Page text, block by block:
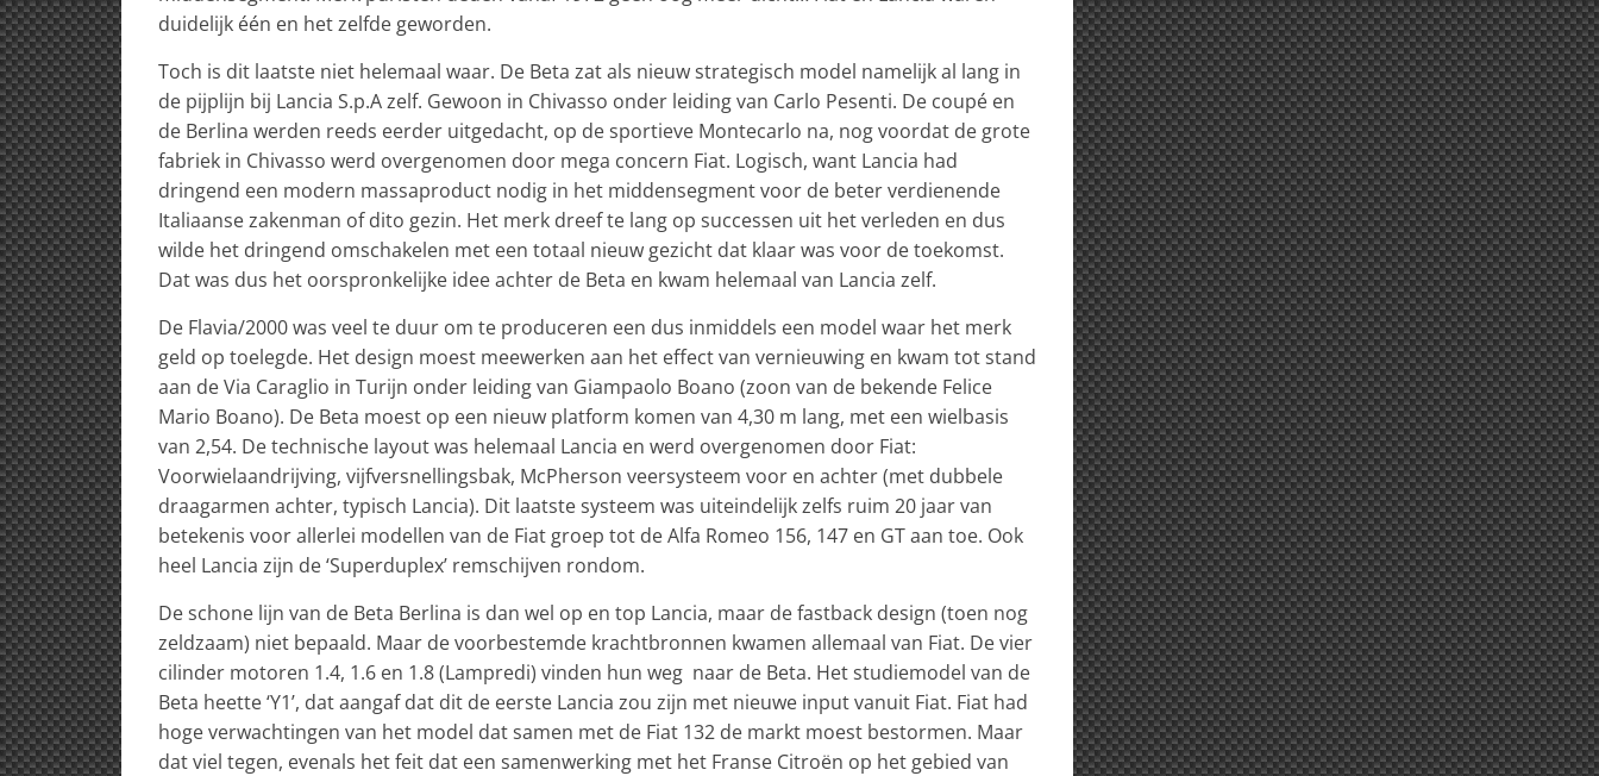
duidelijk één en het zelfde geworden.
Toch is dit laatste niet helemaal waar. De Beta zat als nieuw strategisch model namelijk al lang in
de pijplijn bij Lancia S.p.A zelf. Gewoon in Chivasso onder leiding van Carlo Pesenti. De coupé en
de Berlina werden reeds eerder uitgedacht, op de sportieve Montecarlo na, nog voordat de grote
fabriek in Chivasso werd overgenomen door mega concern Fiat. Logisch, want Lancia had
dringend een modern massaproduct nodig in het middensegment voor de beter verdienende
Italiaanse zakenman of dito gezin. Het merk dreef te lang op successen uit het verleden en dus
wilde het dringend omschakelen met een totaal nieuw gezicht dat klaar was voor de toekomst.
Dat was dus het oorspronkelijke idee achter de Beta en kwam helemaal van Lancia zelf.
De Flavia/2000 was veel te duur om te produceren een dus inmiddels een model waar het merk
geld op toelegde. Het design moest meewerken aan het effect van vernieuwing en kwam tot stand
aan de Via Caraglio in Turijn onder leiding van Giampaolo Boano (zoon van de bekende Felice
Mario Boano). De Beta moest op een nieuw platform komen van 4,30 m lang, met een wielbasis
van 2,54. De technische layout was helemaal Lancia en werd overgenomen door Fiat:
Voorwielaandrijving, vijfversnellingsbak, McPherson veersysteem voor en achter (met dubbele
draagarmen achter, typisch Lancia). Dit laatste systeem was uiteindelijk zelfs ruim 20 jaar van
betekenis voor allerlei modellen van de Fiat groep tot de Alfa Romeo 156, 147 en GT aan toe. Ook
heel Lancia zijn de ‘Superduplex’ remschijven rondom.
De schone lijn van de Beta Berlina is dan wel op en top Lancia, maar de fastback design (toen nog
zeldzaam) niet bepaald. Maar de voorbestemde krachtbronnen kwamen allemaal van Fiat. De vier
cilinder motoren 1.4, 1.6 en 1.8 (Lampredi) vinden hun weg naar de Beta. Het studiemodel van de
Beta heette ‘Y1’, dat aangaf dat dit de eerste Lancia zou zijn met nieuwe input vanuit Fiat. Fiat had
hoge verwachtingen van het model dat samen met de Fiat 132 de markt moest bestormen. Maar
dat viel tegen, evenals het feit dat een samenwerking met het Franse Citroën op het gebied van